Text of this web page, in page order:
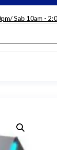
Sab 10am -